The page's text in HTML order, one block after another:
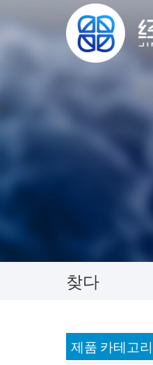
English
찾다
제품 카테고리